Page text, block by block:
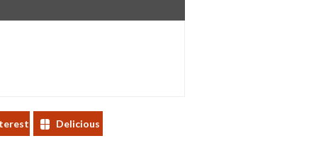
Delicious